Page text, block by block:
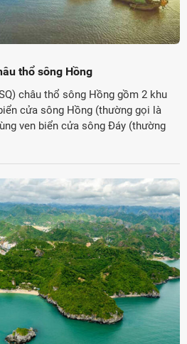
thổ sông Hồng
châu thổ sông Hồng gồm 2 khu
cửa sông Hồng (thường gọi là
ven biển cửa sông Đáy (thường